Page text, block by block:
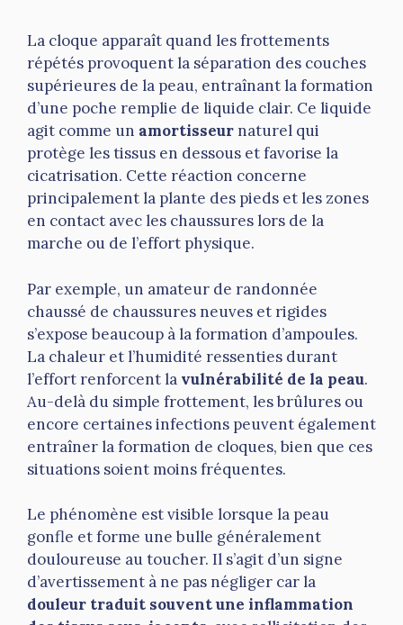
La cloque apparaît quand les frottements
répétés provoquent la séparation des couches
supérieures de la peau, entraînant la formation
d’une poche remplie de liquide clair. Ce liquide
agit comme un amortisseur naturel qui
protège les tissus en dessous et favorise la
cicatrisation. Cette réaction concerne
principalement la plante des pieds et les zones
en contact avec les chaussures lors de la
marche ou de l’effort physique.
Par exemple, un amateur de randonnée
chaussé de chaussures neuves et rigides
s’expose beaucoup à la formation d’ampoules.
La chaleur et l’humidité ressenties durant
l’effort renforcent la vulnérabilité de la peau.
Au-delà du simple frottement, les brûlures ou
encore certaines infections peuvent également
entraîner la formation de cloques, bien que ces
situations soient moins fréquentes.
Le phénomène est visible lorsque la peau
gonfle et forme une bulle généralement
douloureuse au toucher. Il s’agit d’un signe
d’avertissement à ne pas négliger car la
douleur traduit souvent une inflammation